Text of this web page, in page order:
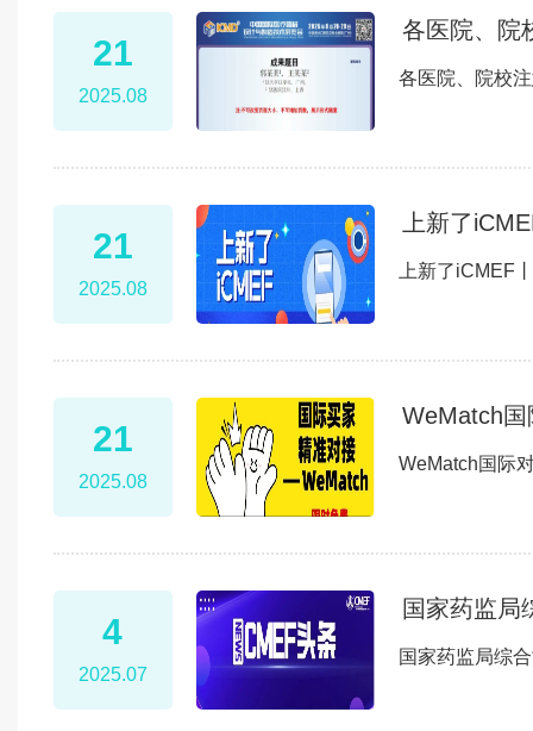
21
2025.08
各医院、院
各医院、院校
21
2025.08
上新了
上新了iCMEF
21
2025.08
WeMatch
WeMatch国际
4
2025.07
国家药监局
国家药监局综